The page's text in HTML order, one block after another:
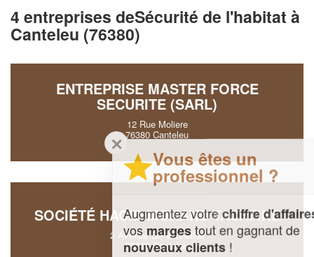
4 entreprises deSécurité de l'habitat à
Canteleu (76380)
ENTREPRISE MASTER FORCE
SECURITE (SARL)
12 Rue Moliere
76380 Canteleu
SOCIÉTÉ HACID MOHAND TACHFINE
2 Avenue De Versailles
76380 Canteleu
Vous êtes un
professionnel ?
Augmentez votrechiffre d'affaireset
margestout en gagnant de
nouveaux clients!